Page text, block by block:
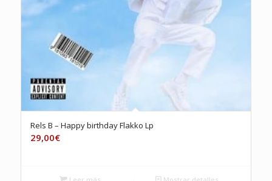
Rels B – Happy birthday Flakko Lp
29,00€